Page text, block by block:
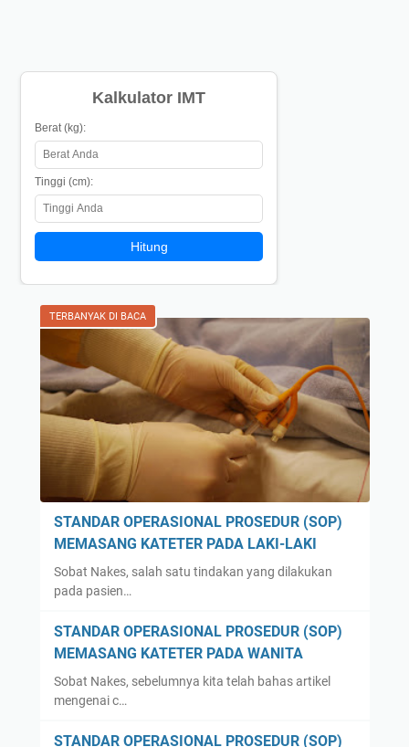
Kalkulator IMT
Berat (kg):
Tinggi (cm):
Hitung
TERBANYAK DI BACA
STANDAR OPERASIONAL PROSEDUR (SOP)
MEMASANG KATETER PADA LAKI-LAKI
Sobat Nakes, salah satu tindakan yang dilakukan
pada pasien…
STANDAR OPERASIONAL PROSEDUR (SOP)
MEMASANG KATETER PADA WANITA
Sobat Nakes, sebelumnya kita telah bahas artikel
mengenai c…
STANDAR OPERASIONAL PROSEDUR (SOP)